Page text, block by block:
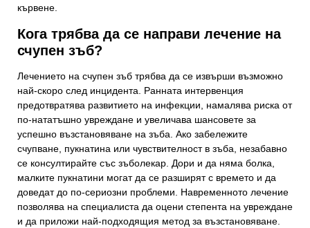
кървене.
Кога трябва да се направи лечение на
счупен зъб?
Лечението на счупен зъб трябва да се извърши възможно
най-скоро след инцидента. Ранната интервенция
предотвратява развитието на инфекции, намалява риска от
по-нататъшно увреждане и увеличава шансовете за
успешно възстановяване на зъба. Ако забележите
счупване, пукнатина или чувствителност в зъба, незабавно
се консултирайте със зъболекар. Дори и да няма болка,
малките пукнатини могат да се разширят с времето и да
доведат до по-сериозни проблеми. Навременното лечение
позволява на специалиста да оцени степента на увреждане
и да приложи най-подходящия метод за възстановяване.